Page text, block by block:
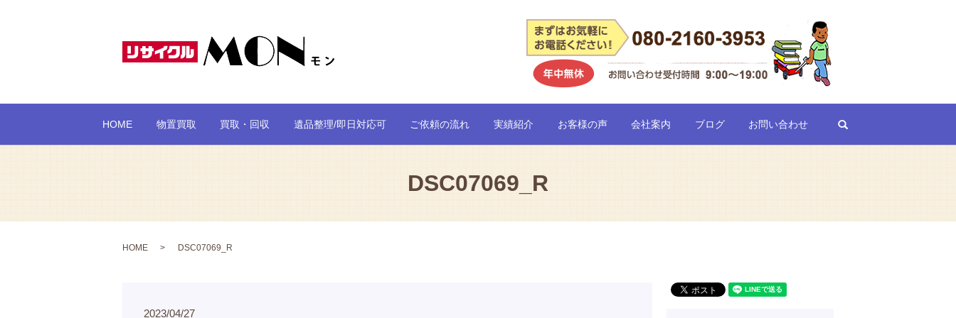
HOME 物置買取 買取・回収 遺品整理/即日対応可 ご依頼の流れ 実績紹介 お客様の声 会社案内 ブログ お問い合わせ
DSC07069_R
HOME DSC07069_R
2023/04/27